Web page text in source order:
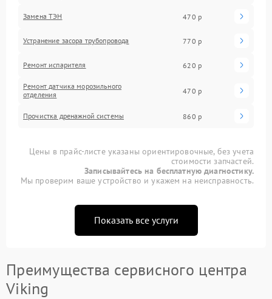
Замена ТЭН 470 р
Устранение засора трубопровода 770 р
Ремонт испарителя 620 р
Ремонт датчика морозильного
отделения
470 р
Прочистка дренажной системы 860 р
Цены в прайс-листе указаны ориентировочные, без учета
стоимости запчастей.
Записывайтесь на бесплатную диагностику.
Мы проверим ваше устройство и укажем на неисправность.
Показать все услуги
Преимущества сервисного центра
Viking